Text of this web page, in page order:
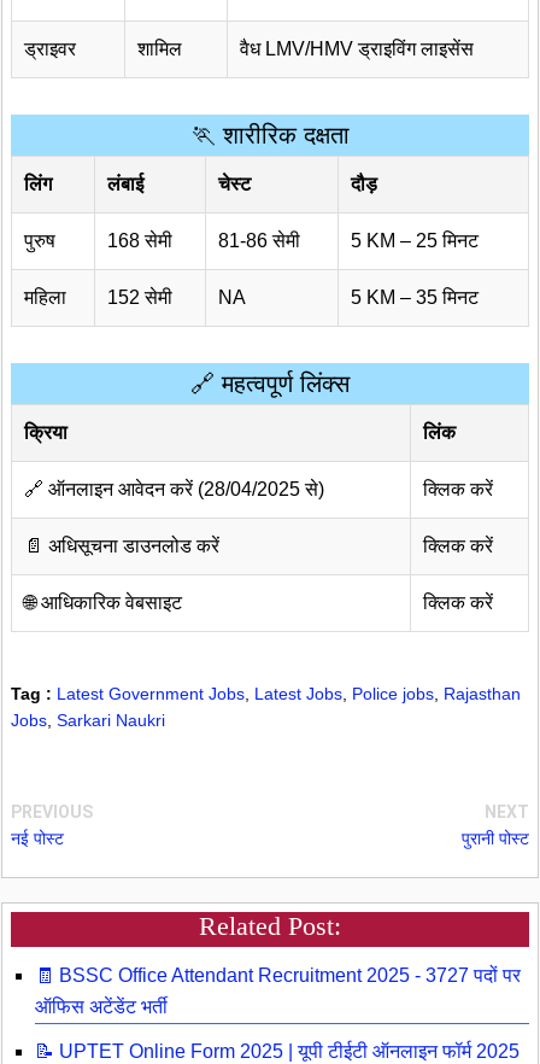
ड्राइवर शामिल वैध LMV/HMV ड्राइविंग लाइसेंस
🏃 शारीरिक दक्षता
लिंग लंबाई चेस्ट दौड़
पुरुष 168 सेमी 81-86 सेमी 5 KM – 25 मिनट
महिला 152 सेमी NA 5 KM – 35 मिनट
🔗 महत्वपूर्ण लिंक्स
क्रिया लिंक
🔗 ऑनलाइन आवेदन करें (28/04/2025 से) क्लिक करें
📄 अधिसूचना डाउनलोड करें क्लिक करें
🌐 आधिकारिक वेबसाइट क्लिक करें
Tag : Latest Government Jobs, Latest Jobs, Police jobs, Rajasthan
Jobs, Sarkari Naukri
PREVIOUS
नई पोस्ट
NEXT
पुरानी पोस्ट
Related Post:
🧾 BSSC Office Attendant Recruitment 2025 - 3727 पदों पर
ऑफिस अटेंडेंट भर्ती
📝 UPTET Online Form 2025 | यूपी टीईटी ऑनलाइन फॉर्म 2025